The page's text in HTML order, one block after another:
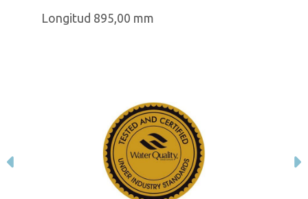
Longitud 895,00 mm